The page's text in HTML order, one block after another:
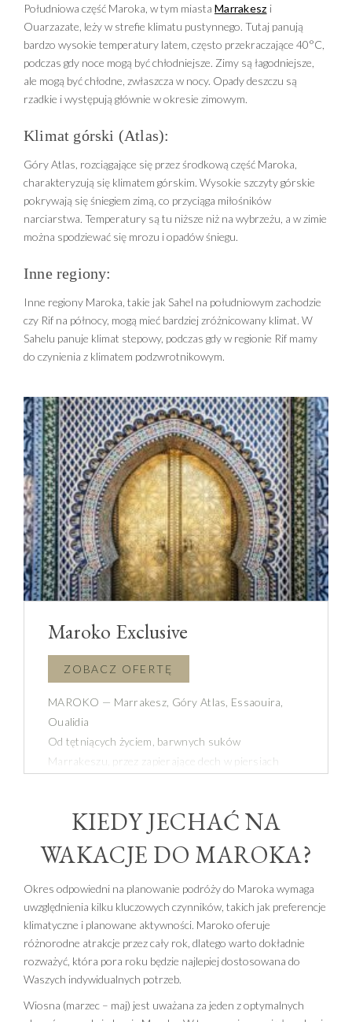
Południowa część Maroka, w tym miasta Marrakesz i
Ouarzazate, leży w strefie klimatu pustynnego. Tutaj panują
bardzo wysokie temperatury latem, często przekraczające 40°C,
podczas gdy noce mogą być chłodniejsze. Zimy są łagodniejsze,
ale mogą być chłodne, zwłaszcza w nocy. Opady deszczu są
rzadkie i występują głównie w okresie zimowym.
Klimat górski (Atlas):
Góry Atlas, rozciągające się przez środkową część Maroka,
charakteryzują się klimatem górskim. Wysokie szczyty górskie
pokrywają się śniegiem zimą, co przyciąga miłośników
narciarstwa. Temperatury są tu niższe niż na wybrzeżu, a w zimie
można spodziewać się mrozu i opadów śniegu.
Inne regiony:
Inne regiony Maroka, takie jak Sahel na południowym zachodzie
czy Rif na północy, mogą mieć bardziej zróżnicowany klimat. W
Sahelu panuje klimat stepowy, podczas gdy w regionie Rif mamy
do czynienia z klimatem podzwrotnikowym.
Maroko Exclusive
MAROKO — Marrakesz, Góry Atlas, Essaouira,
Oualidia
Od tętniących życiem, barwnych suków
Marrakeszu, przez zapierające dech w piersiach
Essaouiry oraz sprzyjającej niespiesznemu
KIEDY JECHAĆ NA
WAKACJE DO MAROKA?
Okres odpowiedni na planowanie podróży do Maroka wymaga
uwzględnienia kilku kluczowych czynników, takich jak preferencje
klimatyczne i planowane aktywności. Maroko oferuje
różnorodne atrakcje przez cały rok, dlatego warto dokładnie
rozważyć, która pora roku będzie najlepiej dostosowana do
Waszych indywidualnych potrzeb.
Wiosna (marzec – maj) jest uważana za jeden z optymalnych